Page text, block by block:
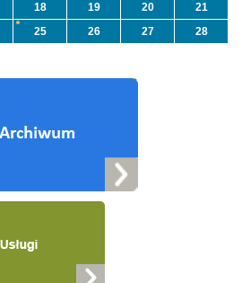
18 19 20
21
25 26 27
28